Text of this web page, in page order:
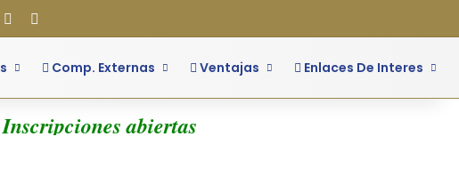
Acceso
Comp. Externas Ventajas Enlaces De Interes
abiertas